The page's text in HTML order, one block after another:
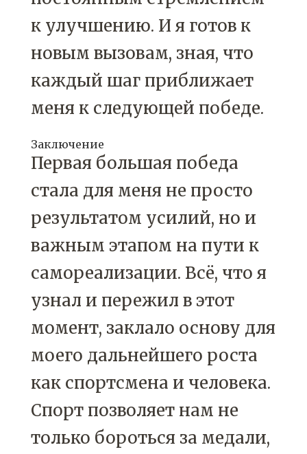
к улучшению. И я готов к
новым вызовам, зная, что
каждый шаг приближает
меня к следующей победе.
Заключение
Первая большая победа
стала для меня не просто
результатом усилий, но и
важным этапом на пути к
самореализации. Всё, что я
узнал и пережил в этот
момент, заклало основу для
моего дальнейшего роста
как спортсмена и человека.
Спорт позволяет нам не
только бороться за медали,